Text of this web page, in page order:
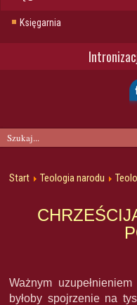
Księgarnia
Start Teologia narodu
Ważnym
byłoby spojrzenie na